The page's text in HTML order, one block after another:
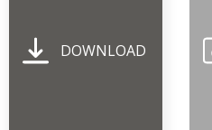
DOWNLOAD